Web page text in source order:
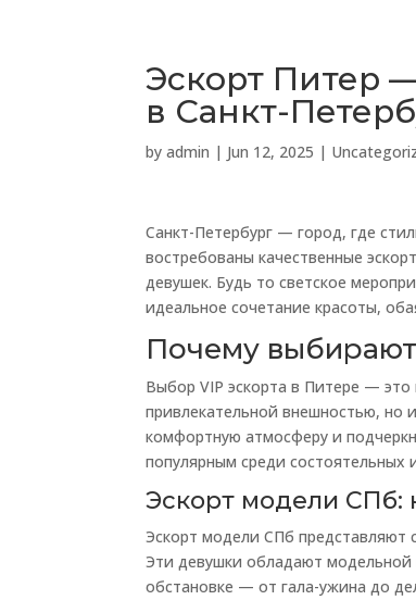
Эскорт Питер
в Санкт-
byadmin | Jun 12, 2025 |
Санкт-Петербург — город, где
востребованы качественные
девушек. Будь то светское
идеальное сочетание красоты,
Почему
Выбор VIP эскорта в Питере —
привлекательной внешностью, но
комфортную атмосферу и
популярным среди состоятельных
Эскорт модели СПб:
Эскорт модели СПб представляют
Эти девушки обладают
обстановке — от гала-ужина до